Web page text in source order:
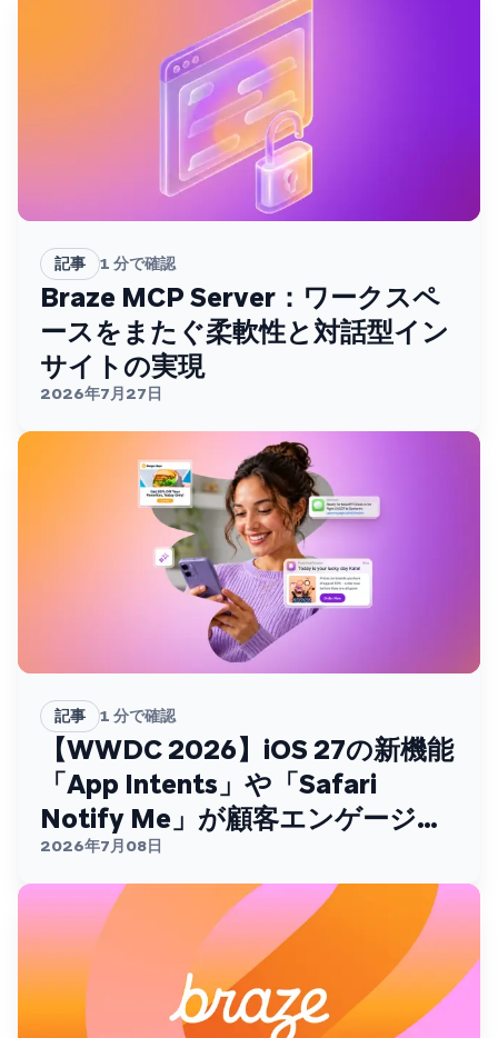
記事 1 分で確認
Braze MCP Server：ワークスペ
ースをまたぐ柔軟性と対話型イン
サイトの実現
2026年7月27日
記事 1 分で確認
【WWDC 2026】iOS 27の新機能
「App Intents」や「Safari
Notify Me」が顧客エンゲージメ
ントを変える
2026年7月08日